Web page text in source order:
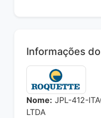
Informações
Nome: JPL-412-
LTDA